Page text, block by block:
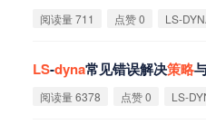
阅读量 711 点赞 0 LS-
LS-dyna常见错误解决策略
阅读量 6378 点赞 0 LS-